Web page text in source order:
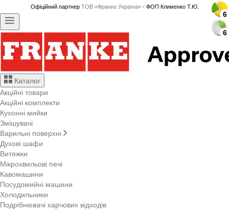
Офіційний партнер ТОВ «Франке Україна»- ФОП Клименко Т.Ю.
Каталог
Акційні товари
Акційні комплекти
Кухонні мийки
Змішувачі
Варильні поверхні
Духові шафи
Витяжки
Мікрохвильові печі
Кавомашини
Посудомийні машини
Холодильники
Подрібнювачі харчових відходів
6
6
6
6
6
6
6
6
6
6
6
6
6
6
6
6
6
6
6
6
6
6
6
6
6
6
6
6
6
6
6
6
6
6